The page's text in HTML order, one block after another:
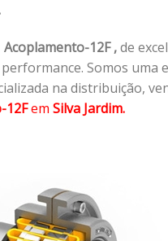
Acoplamento-12F ,de
Somos uma
na distribuição,
12Fem Silva Jardim.